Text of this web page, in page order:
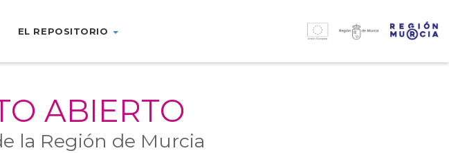
EL REPOSITORIO
ABIERTO
la Región de Murcia